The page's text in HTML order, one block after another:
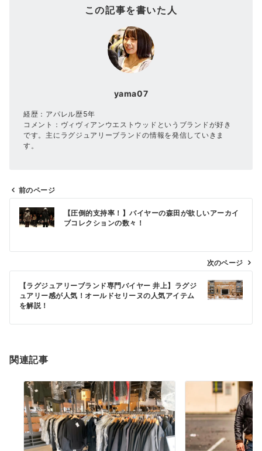
この記事を書いた人
yama07
経歴：アパレル歴5年
コメント：ヴィヴィアンウエストウッドというブランドが好き
です。主にラグジュアリーブランドの情報を発信していきま
す。
投
稿
ビ
ゲ
シ
前のページ
【圧倒的支持率！】バイヤーの森田が欲しいアーカイ
ブコレクションの数々！
次のページ
【ラグジュアリーブランド専門バイヤー 井上】ラグジ
ュアリー感が人気！オールドセリーヌの人気アイテム
を解説！
関連記事